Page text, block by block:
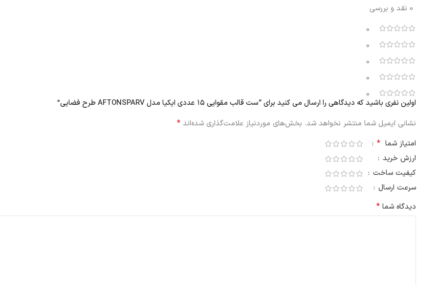
0 نقد و بررسی
0
0
0
0
0
اولین نفری باشید که دیدگاهی را ارسال می کنید برای “ست قالب مقوایی ۱۵ عددی ایکیا مدل AFTONSPARV طرح فضایی”
نشانی ایمیل شما منتشر نخواهد شد. بخش‌های موردنیاز علامت‌گذاری شده‌اند *
امتیاز شما *
ارزش خرید
کیفیت ساخت
سرعت ارسال
دیدگاه شما *